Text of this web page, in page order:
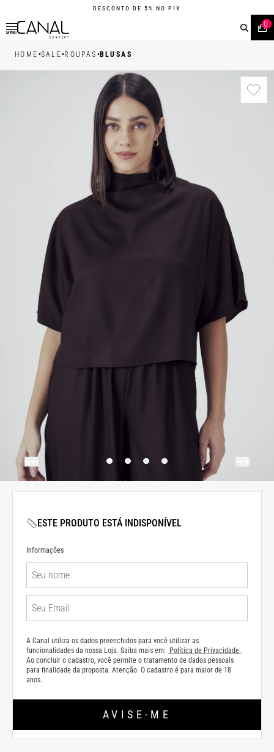
DESCONTO DE 5% NO PIX
MENU
0
HOME •SALE•ROUPAS •BLUSAS
ESTE PRODUTO ESTÁ INDISPONÍVEL
Informações
A Canal utiliza os dados preenchidos para você utilizar as
funcionalidades da nossa Loja. Saiba mais em:
Política de Privacidade .
Ao concluir o cadastro, você permite o tratamento de dados pessoais
para finalidade da proposta. Atenção: O cadastro é para maior de 18
anos.
AVISE-ME